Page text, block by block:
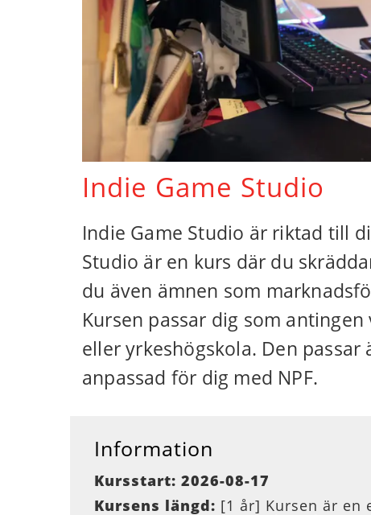
Indie Game Studio
Indie Game Studio är riktad till
Studio är en kurs där du
du även ämnen som
Kursen passar dig som
eller yrkeshögskola. Den
anpassad för dig med NPF.
Information
Kursstart: 2026-08-17
Kursens längd: [1 år] Kursen är en